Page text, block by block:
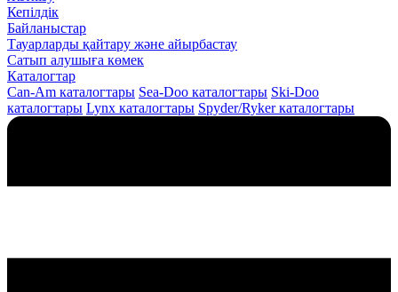
Кепілдік
Байланыстар
Тауарларды қайтару және айырбастау
Сатып алушыға көмек
Каталогтар
Can-Am каталогтары Sea-Doo каталогтары Ski-Doo
каталогтары Lynx каталогтары Spyder/Ryker каталогтары